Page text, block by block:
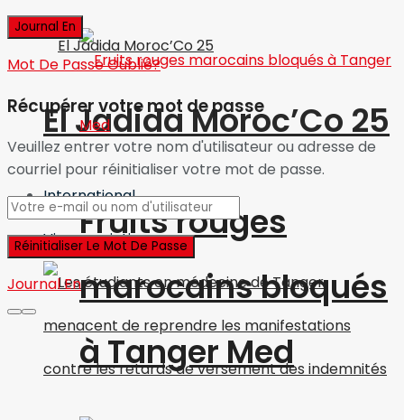
El Jadida Moroc’Co 25
International
Vie associative
Fruits rouges
marocains bloqués
à Tanger Med
Mot De Passe Oublié?
Récupérer votre mot de passe
Veuillez entrer votre nom d'utilisateur ou adresse de
courriel pour réinitialiser votre mot de passe.
Journal En